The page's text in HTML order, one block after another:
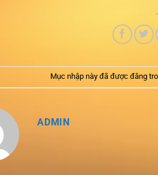
Mục nhập này đã được đăng
ADMIN